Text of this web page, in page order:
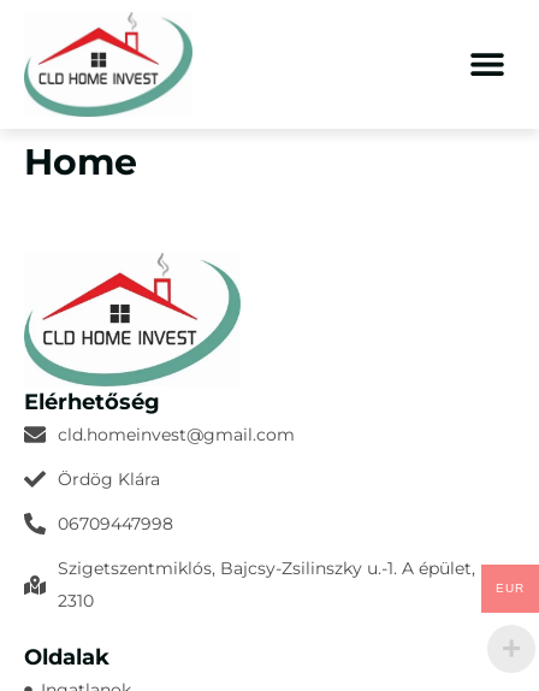
Home
Elérhetőség
cld.homeinvest@gmail.com
Ördög Klára
06709447998
Szigetszentmiklós, Bajcsy-Zsilinszky u.-1. A épület,
2310
Oldalak
EUR